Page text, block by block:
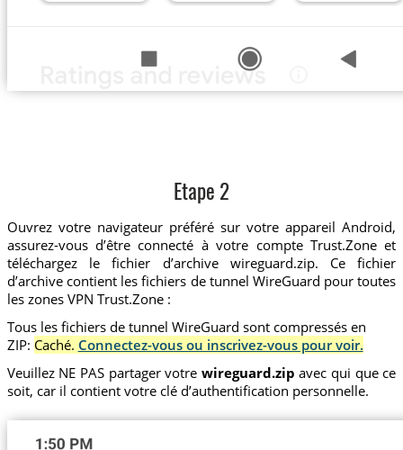
Etape 2
Ouvrez votre navigateur préféré sur votre appareil Android,
assurez-vous d’être connecté à votre compte Trust.Zone et
téléchargez le fichier d’archive wireguard.zip. Ce fichier
d’archive contient les fichiers de tunnel WireGuard pour toutes
les zones VPN Trust.Zone :
Tous les fichiers de tunnel WireGuard sont compressés en
ZIP: Caché. Connectez-vous ou inscrivez-vous pour voir.
Veuillez NE PAS partager votre wireguard.zip avec qui que ce
soit, car il contient votre clé d’authentification personnelle.